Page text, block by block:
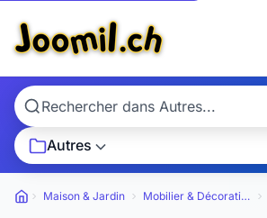
Autres
Petites annonces
Maison & Jardin Mobilier & Décoration